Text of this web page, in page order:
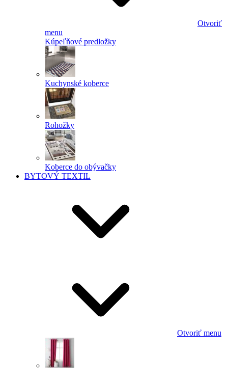
Otvoriť
menu
Kúpeľňové predložky
Kuchynské koberce
Rohožky
Koberce do obývačky
BYTOVÝ TEXTIL
Otvoriť menu